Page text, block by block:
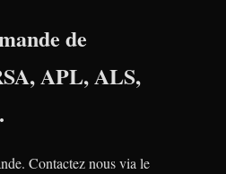
de
APL, ALS,
Contactez nous via le